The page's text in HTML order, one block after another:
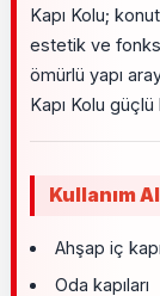
Kapı Kolu;
estetik ve
ömürlü yapı
Kapı Kolu
Kullanım
Ahşap iç
Oda kapıları